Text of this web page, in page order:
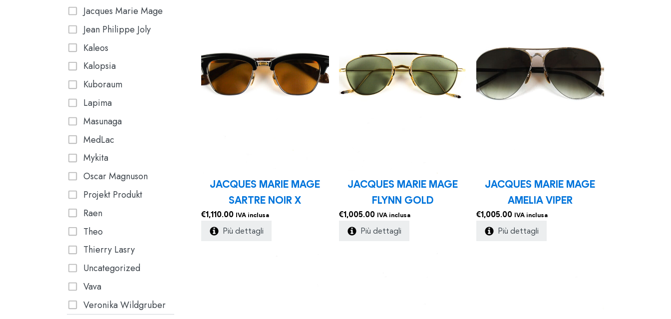
Jacques Marie Mage
Jean Philippe Joly
Kaleos
Kalopsia
Kuboraum
Lapima
Masunaga
MedLac
Mykita
Oscar Magnuson
Projekt Produkt
Raen
Theo
Thierry Lasry
Uncategorized
Vava
Veronika Wildgruber
JACQUES MARIE MAGE
SARTRE NOIR X
€1,110.00 IVA inclusa
Più dettagli
JACQUES MARIE MAGE
FLYNN GOLD
€1,005.00 IVA inclusa
Più dettagli
JACQUES MARIE MAGE
AMELIA VIPER
€1,005.00 IVA inclusa
Più dettagli